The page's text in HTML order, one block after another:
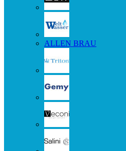
ALLEN BRAU